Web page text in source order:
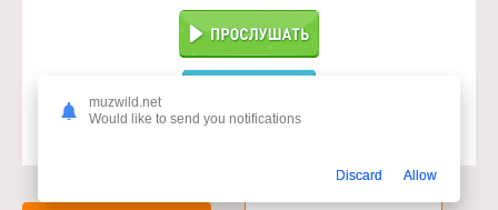
muzwild.net
Would like to send you notifications
Discard Allow